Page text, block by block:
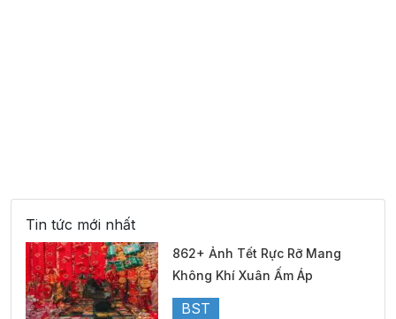
Tin tức mới nhất
862+ Ảnh Tết Rực Rỡ Mang
Không Khí Xuân Ấm Áp
BST